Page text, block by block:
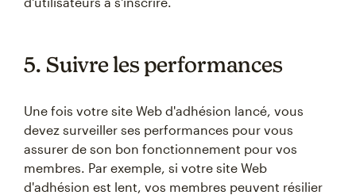
5. Suivre les performances
Une fois votre site Web d'adhésion lancé, vous
devez surveiller ses performances pour vous
assurer de son bon fonctionnement pour vos
membres. Par exemple, si votre site Web
d'adhésion est lent, vos membres peuvent résilier